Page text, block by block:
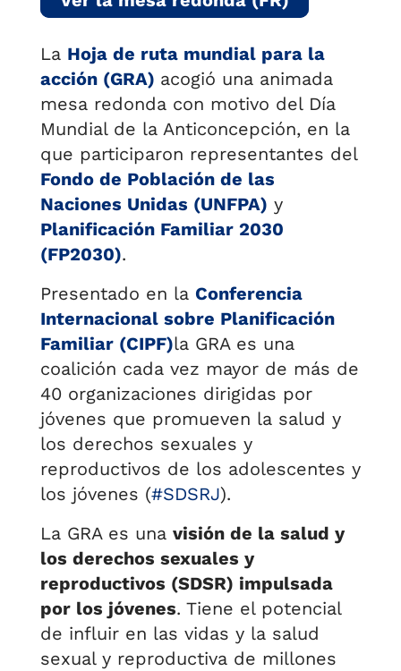
La Hoja de ruta mundial para la
acción (GRA) acogió una animada
mesa redonda con motivo del Día
Mundial de la Anticoncepción, en la
que participaron representantes del
Fondo de Población de las
Naciones Unidas (UNFPA) y
Planificación Familiar 2030
(FP2030).
Presentado en la Conferencia
Internacional sobre Planificación
Familiar (CIPF)la GRA es una
coalición cada vez mayor de más de
40 organizaciones dirigidas por
jóvenes que promueven la salud y
los derechos sexuales y
reproductivos de los adolescentes y
los jóvenes (#SDSRJ).
La GRA es una visión de la salud y
los derechos sexuales y
reproductivos (SDSR) impulsada
por los jóvenes. Tiene el potencial
de influir en las vidas y la salud
sexual y reproductiva de millones